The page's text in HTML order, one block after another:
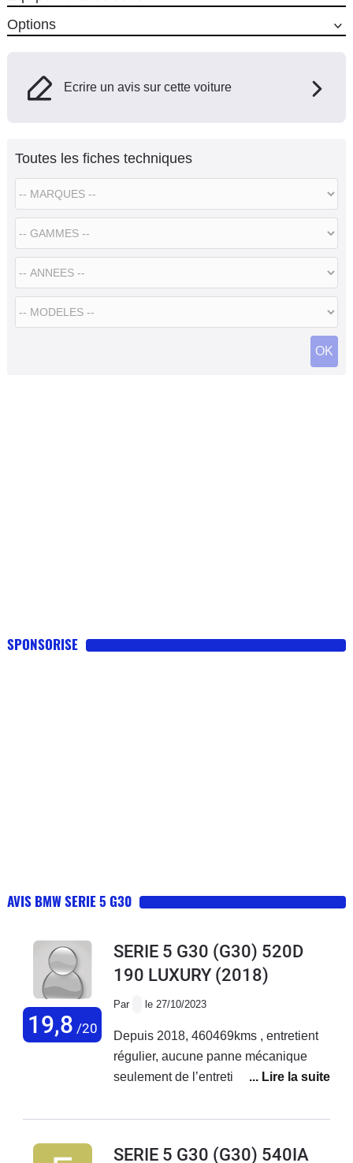
Options
Ecrire un avis sur cette voiture
Toutes les fiches techniques
SPONSORISE
AVIS BMW SERIE 5 G30
19,8 /20
SERIE 5 G30 (G30) 520D
190 LUXURY (2018)
Par le 27/10/2023
Depuis 2018, 460469kms , entretient
régulier, aucune panne mécanique
seulement de l’entretien, une batterie.
très content.
SERIE 5 G30 (G30) 540IA